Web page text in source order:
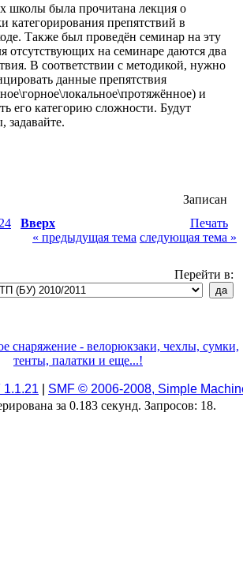
школы была прочитана лекция о
категорирования препятствий в
Также был проведён семинар на эту
отсутствующих на семинаре даются два
В соответствии с методикой, нужно
данные препятствия
и
его категорию сложности. Будут
задавайте.
Записан
24 Вверх
Печать
« предыдущая тема следующая тема »
Перейти в:
1.1.21
SMF © 2006-2008, Simple
за 0.183 секунд. Запросов: 18.